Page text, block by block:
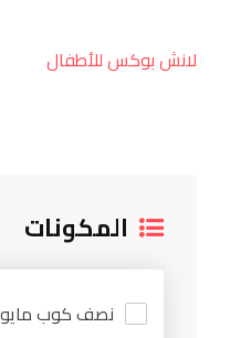
لانش بوكس للأطفال
المكونات
نصف كوب مايونيز